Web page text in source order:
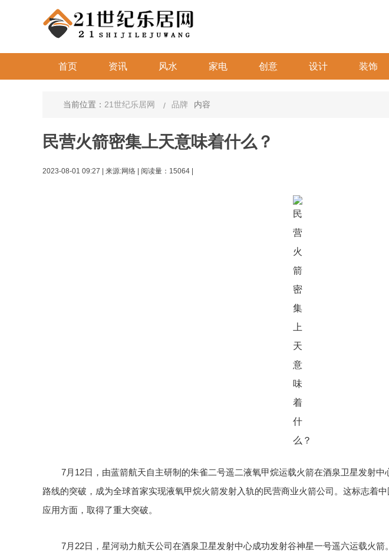
首页 资讯 风水 家电 创意 设计 装饰
当前位置： 21世纪乐居网 品牌 内容
民营火箭密集上天意味着什么？
2023-08-01 09:27 | 来源:网络 | 阅读量：15064 |
7月12日，由蓝箭航天自主研制的朱雀二号遥二液氧甲烷运载火箭在酒泉卫星发射
路线的突破，成为全球首家实现液氧甲烷火箭发射入轨的民营商业火箭公司。这标志着
应用方面，取得了重大突破。
7月22日，星河动力航天公司在酒泉卫星发射中心成功发射谷神星一号遥六运载火